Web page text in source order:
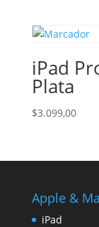
iPad
Plata
$3.099,00
Apple &
iPad